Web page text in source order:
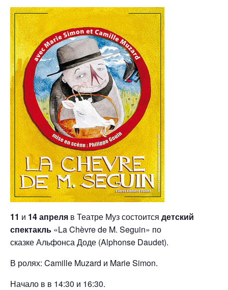
11 и 14 апреля в Театре Муз состоится детский
спектакль «La Chèvre de M. Seguin» по
сказке Альфонса Доде (Alphonse Daudet).
В ролях: Camille Muzard и Marie Simon.
Начало в в 14:30 и 16:30.